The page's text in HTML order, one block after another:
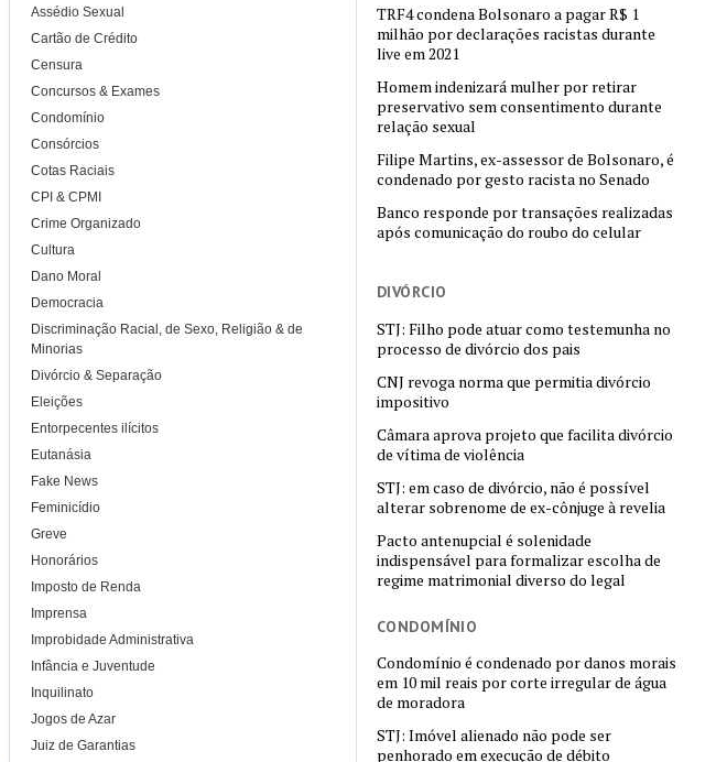
TRF4 condena Bolsonaro a pagar R$ 1
milhão por declarações racistas durante
live em 2021
Homem indenizará mulher por retirar
preservativo sem consentimento durante
relação sexual
Filipe Martins, ex-assessor de Bolsonaro, é
condenado por gesto racista no Senado
Banco responde por transações realizadas
após comunicação do roubo do celular
DIVÓRCIO
STJ: Filho pode atuar como testemunha no
processo de divórcio dos pais
CNJ revoga norma que permitia divórcio
impositivo
Câmara aprova projeto que facilita divórcio
de vítima de violência
STJ: em caso de divórcio, não é possível
alterar sobrenome de ex-cônjuge à revelia
Pacto antenupcial é solenidade
indispensável para formalizar escolha de
regime matrimonial diverso do legal
CONDOMÍNIO
Condomínio é condenado por danos morais
em 10 mil reais por corte irregular de água
de moradora
STJ: Imóvel alienado não pode ser
penhorado em execução de débito
Assédio Sexual
Cartão de Crédito
Censura
Concursos & Exames
Condomínio
Consórcios
Cotas Raciais
CPI & CPMI
Crime Organizado
Cultura
Dano Moral
Democracia
Discriminação Racial, de Sexo, Religião & de
Minorias
Divórcio & Separação
Eleições
Entorpecentes ilícitos
Eutanásia
Fake News
Feminicídio
Greve
Honorários
Imposto de Renda
Imprensa
Improbidade Administrativa
Infância e Juventude
Inquilinato
Jogos de Azar
Juiz de Garantias